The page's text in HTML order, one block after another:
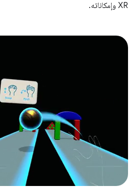
XR وإمكاناته.